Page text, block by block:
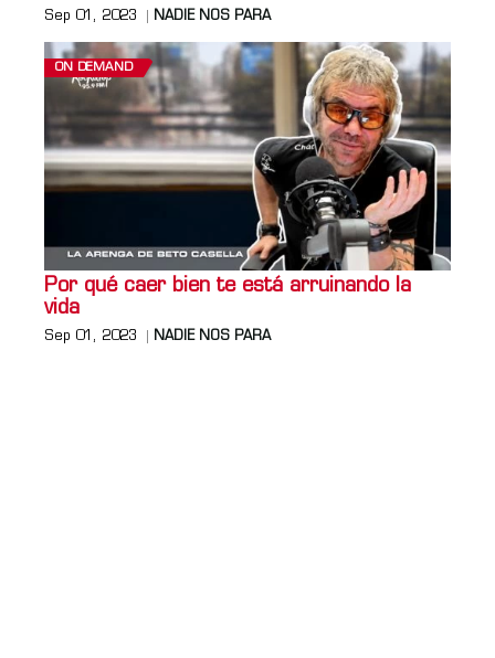
Sep 01, 2023 NADIE NOS PARA
ON DEMAND
Por qué caer bien te está arruinando la
vida
Sep 01, 2023 NADIE NOS PARA